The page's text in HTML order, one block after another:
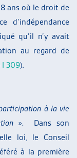
ans où le droit de
qu’il n’y avait
au regard de
I 309).
à la vie
». Dans son
loi, le Conseil
à la première